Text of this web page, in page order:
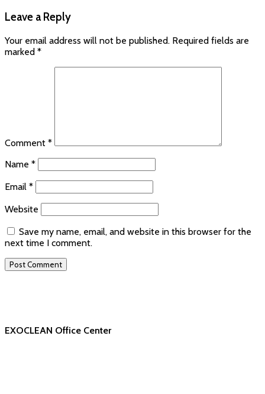
Leave a Reply
Your email address will not be published. Required fields are
marked *
Comment *
Name *
Email *
Website
Save my name, email, and website in this browser for the
next time I comment.
EXOCLEAN Office Center